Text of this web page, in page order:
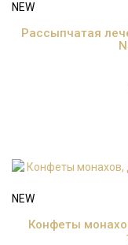
NEW
Рассыпчатая
NEW
Конфеты